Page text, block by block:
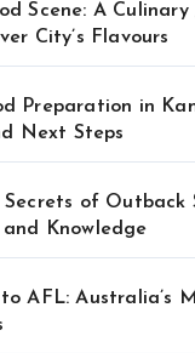
Scene: A Culinary
City’s Flavours
Preparation in
Next Steps
of Outback
Knowledge
AFL: Australia’s